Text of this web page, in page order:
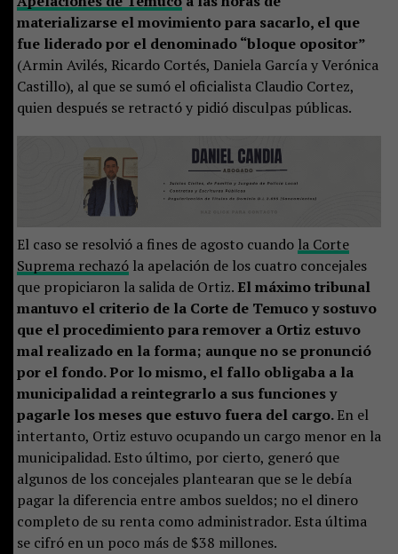
materializarse el movimiento para sacarlo, el que
fue liderado por el denominado “bloque opositor”
(Armin Avilés, Ricardo Cortés, Daniela García y Verónica
Castillo), al que se sumó el oficialista Claudio Cortez,
quien después se retractó y pidió disculpas públicas.
El caso se resolvió a fines de agosto cuando la Corte
Suprema rechazóla apelación de los cuatro concejales
que propiciaron la salida de Ortiz. El máximo tribunal
mantuvo el criterio de la Corte de Temuco y sostuvo
que el procedimiento para remover a Ortiz estuvo
mal realizado en la forma; aunque no se pronunció
por el fondo. Por lo mismo, el fallo obligaba a la
municipalidad a reintegrarlo a sus funciones y
pagarle los meses que estuvo fuera del cargo.En el
intertanto, Ortiz estuvo ocupando un cargo menor en la
municipalidad. Esto último, por cierto, generó que
algunos de los concejales plantearan que se le debía
pagar la diferencia entre ambos sueldos; no el dinero
completo de su renta como administrador. Esta última
se cifró en un poco más de $38 millones.